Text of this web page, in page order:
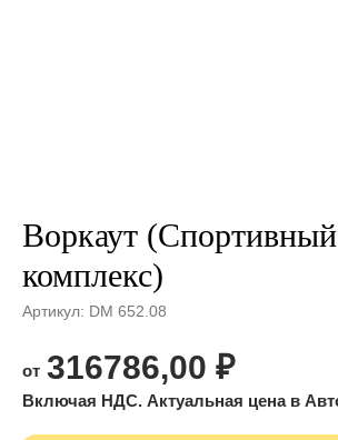
Воркаут (Спортивный
комплекс)
Артикул: DM 652.08
316786,00 ₽